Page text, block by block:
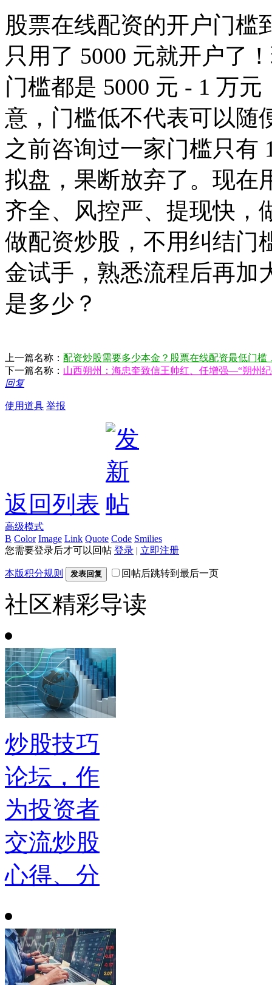
股票在线配资的开户门槛
只用了 5000 元就开户了
门槛都是 5000 元 - 1 万
意，门槛低不代表可以随
之前咨询过一家门槛只有
拟盘，果断放弃了。现在
齐全、风控严、提现快，
做配资炒股，不用纠结门
金试手，熟悉流程后再加
是多少？
上一篇名称： 配资炒股需要多少本金？股票在线配资最低门槛
下一篇名称： 山西朔州：海忠奎致信王帅红、任增强—“朔州
回复
使用道具 举报
返回列表
高级模式
B Color Image Link Quote Code Smilies
您需要登录后才可以回帖 登录 | 立即注册
本版积分规则 发表回复 回帖后跳转到最后一页
社区精彩导读
炒股技巧
论坛，作
为投资者
交流炒股
心得、分